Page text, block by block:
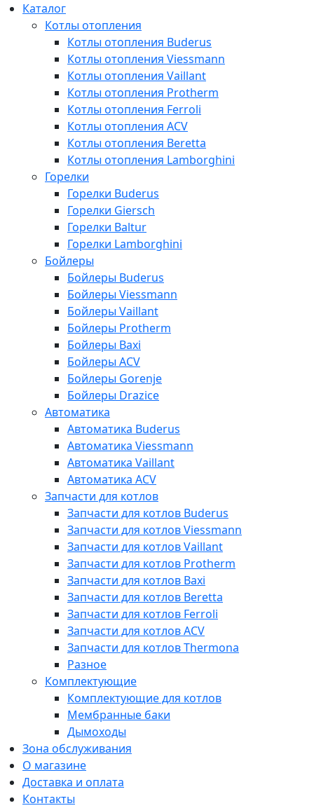
Каталог
Котлы отопления
Котлы отопления Buderus
Котлы отопления Viessmann
Котлы отопления Vaillant
Котлы отопления Protherm
Котлы отопления Ferroli
Котлы отопления ACV
Котлы отопления Beretta
Котлы отопления Lamborghini
Горелки
Горелки Buderus
Горелки Giersch
Горелки Baltur
Горелки Lamborghini
Бойлеры
Бойлеры Buderus
Бойлеры Viessmann
Бойлеры Vaillant
Бойлеры Protherm
Бойлеры Baxi
Бойлеры ACV
Бойлеры Gorenje
Бойлеры Drazice
Автоматика
Автоматика Buderus
Автоматика Viessmann
Автоматика Vaillant
Автоматика ACV
Запчасти для котлов
Запчасти для котлов Buderus
Запчасти для котлов Viessmann
Запчасти для котлов Vaillant
Запчасти для котлов Protherm
Запчасти для котлов Baxi
Запчасти для котлов Beretta
Запчасти для котлов Ferroli
Запчасти для котлов ACV
Запчасти для котлов Thermona
Разное
Комплектующие
Комплектующие для котлов
Мембранные баки
Дымоходы
Зона обслуживания
О магазине
Доставка и оплата
Контакты